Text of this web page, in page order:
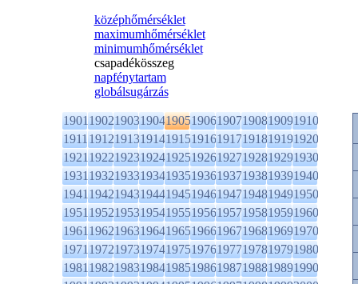
középhőmérséklet
maximumhőmérséklet
minimumhőmérséklet
csapadékösszeg
napfénytartam
globálsugárzás
1901190219031904190519061907190819091910
1911191219131914191519161917191819191920
1921192219231924192519261927192819291930
1931193219331934193519361937193819391940
1941194219431944194519461947194819491950
1951195219531954195519561957195819591960
1961196219631964196519661967196819691970
1971197219731974197519761977197819791980
1981198219831984198519861987198819891990